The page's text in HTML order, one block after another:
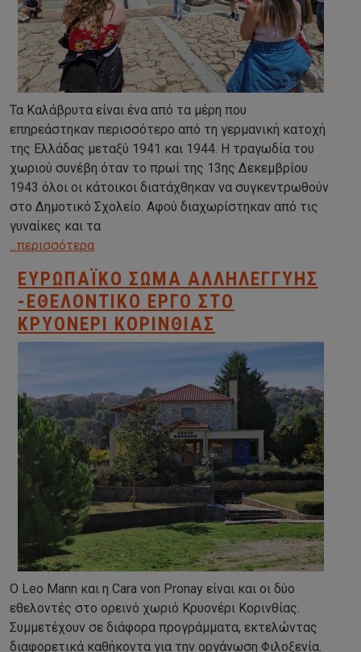
Τα Καλάβρυτα είναι ένα από τα μέρη που
επηρεάστηκαν περισσότερο από τη γερμανική κατοχή
της Ελλάδας μεταξύ 1941 και 1944. Η τραγωδία του
χωριού συνέβη όταν το πρωί της 13ης Δεκεμβρίου
1943 όλοι οι κάτοικοι διατάχθηκαν να συγκεντρωθούν
στο Δημοτικό Σχολείο. Αφού διαχωρίστηκαν από τις
γυναίκες και τα
...περισσότερα
ΕΥΡΩΠΑΪΚΌ ΣΏΜΑ ΑΛΛΗΛΕΓΓΎΗΣ
-ΕΘΕΛΟΝΤΙΚΌ ΈΡΓΟ ΣΤΟ
ΚΡΥΟΝΈΡΙ ΚΟΡΙΝΘΊΑΣ
Ο Leo Mann και η Cara von Pronay είναι και οι δύο
εθελοντές στο ορεινό χωριό Κρυονέρι Κορινθίας.
Συμμετέχουν σε διάφορα προγράμματα, εκτελώντας
διαφορετικά καθήκοντα για την οργάνωση Φιλοξενία.